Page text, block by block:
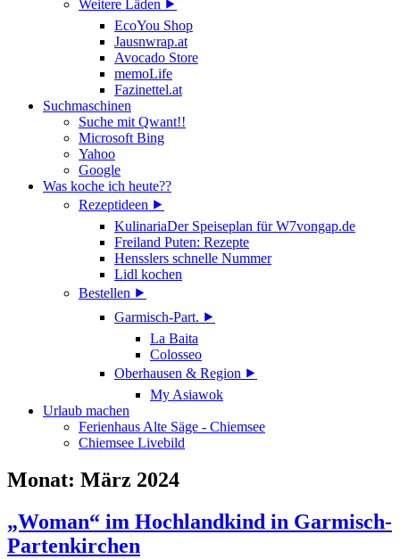
Weitere Läden ⯈
EcoYou Shop
Jausnwrap.at
Avocado Store
memoLife
Fazinettel.at
Suchmaschinen
Suche mit Qwant!!
Microsoft Bing
Yahoo
Google
Was koche ich heute??
Rezeptideen ⯈
KulinariaDer Speiseplan für W7vongap.de
Freiland Puten: Rezepte
Hensslers schnelle Nummer
Lidl kochen
Bestellen ⯈
Garmisch-Part. ⯈
La Baita
Colosseo
Oberhausen & Region ⯈
My Asiawok
Urlaub machen
Ferienhaus Alte Säge - Chiemsee
Chiemsee Livebild
Monat: März 2024
„Woman“ im Hochlandkind in Garmisch-
Partenkirchen